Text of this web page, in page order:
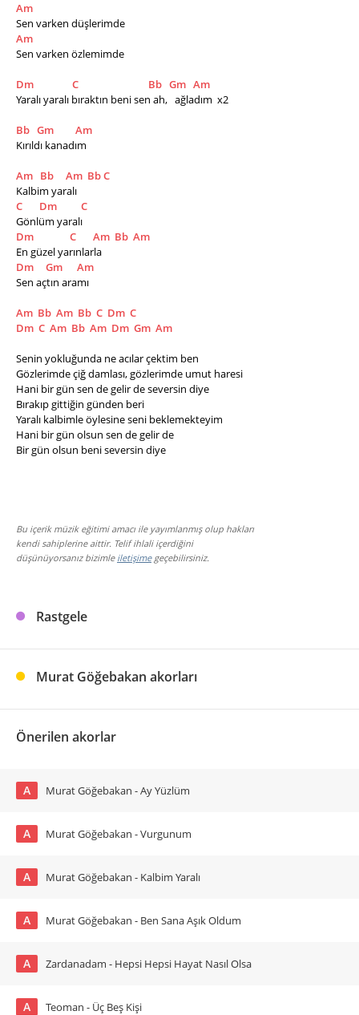
Am
Sen varken düşlerimde
Am
Sen varken özlemimde
Dm C Bb Gm Am
Yaralı yaralı bıraktın beni sen ah,   ağladım  x2
Bb Gm
Am
Kırıldı kanadım
Am Bb Am BbC
Kalbim yaralı
C
Dm
C
Gönlüm yaralı
Dm
C Am Bb Am
En güzel yarınlarla
Dm
Gm
Am
Sen açtın aramı
Am Bb Am Bb C Dm C
Dm C Am Bb Am Dm Gm Am
Senin yokluğunda ne acılar çektim ben
Gözlerimde çiğ damlası, gözlerimde umut haresi
Hani bir gün sen de gelir de seversin diye
Bırakıp gittiğin günden beri
Yaralı kalbimle öylesine seni beklemekteyim
Hani bir gün olsun sen de gelir de
Bir gün olsun beni seversin diye
Bu içerik müzik eğitimi amacı ile yayımlanmış olup hakları
kendi sahiplerine aittir. Telif ihlali içerdiğini
düşünüyorsanız bizimle iletişimegeçebilirsiniz.
Rastgele
Murat Göğebakan akorları
Önerilen akorlar
A Murat Göğebakan - Ay Yüzlüm
A Murat Göğebakan - Vurgunum
A Murat Göğebakan - Kalbim Yaralı
A Murat Göğebakan - Ben Sana Aşık Oldum
A Zardanadam - Hepsi Hepsi Hayat Nasıl Olsa
A Teoman - Üç Beş Kişi